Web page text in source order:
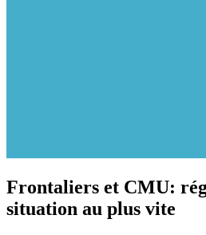
Frontaliers et CMU:
situation au plus vite